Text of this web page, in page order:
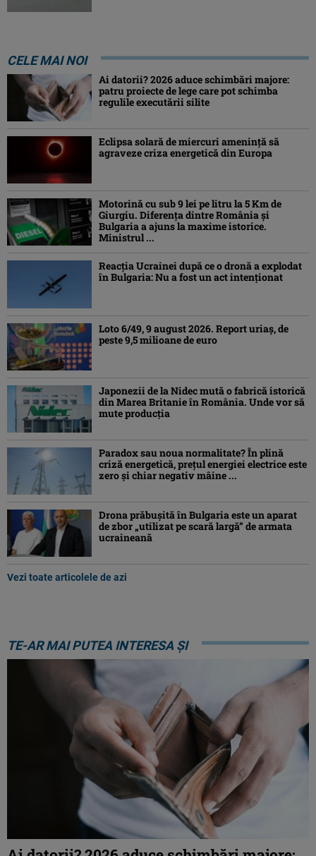
CELE MAI NOI
Ai datorii? 2026 aduce schimbări majore:
patru proiecte de lege care pot schimba
regulile executării silite
Eclipsa solară de miercuri ameninţă să
agraveze criza energetică din Europa
Motorină cu sub 9 lei pe litru la 5 Km de
Giurgiu. Diferența dintre România și
Bulgaria a ajuns la maxime istorice.
Ministrul ...
Reacția Ucrainei după ce o dronă a explodat
în Bulgaria: Nu a fost un act intenționat
Loto 6/49, 9 august 2026. Report uriaș, de
peste 9,5 milioane de euro
Japonezii de la Nidec mută o fabrică istorică
din Marea Britanie în România. Unde vor să
mute producția
Paradox sau noua normalitate? În plină
criză energetică, prețul energiei electrice este
zero și chiar negativ mâine ...
Drona prăbuşită în Bulgaria este un aparat
de zbor „utilizat pe scară largă” de armata
ucraineană
Vezi toate articolele de azi
TE-AR MAI PUTEA INTERESA ȘI